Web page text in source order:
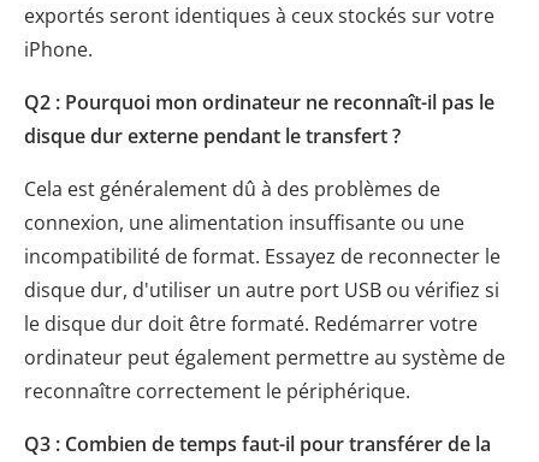
exportés seront identiques à ceux stockés sur votre
iPhone.
Q2 : Pourquoi mon ordinateur ne reconnaît-il pas le
disque dur externe pendant le transfert ?
Cela est généralement dû à des problèmes de
connexion, une alimentation insuffisante ou une
incompatibilité de format. Essayez de reconnecter le
disque dur, d'utiliser un autre port USB ou vérifiez si
le disque dur doit être formaté. Redémarrer votre
ordinateur peut également permettre au système de
reconnaître correctement le périphérique.
Q3 : Combien de temps faut-il pour transférer de la